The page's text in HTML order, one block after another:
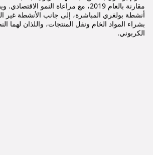
مقارنة بالعام 2019، مع مراعاة النمو
أنشطة بولغري المباشرة، إلى جانب الأنشطة غير
بشراء المواد الخام ونقل المنتجات، واللذان لهما
الكربوني.